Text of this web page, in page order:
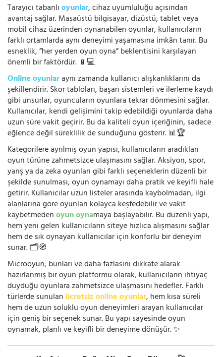
Tarayıcı tabanlıoyunlar, cihaz uyumluluğu açısından
avantaj sağlar. Masaüstü bilgisayar, dizüstü, tablet veya
mobil cihaz üzerinden oynanabilen oyunlar, kullanıcıların
farklı ortamlarda aynı deneyimi yaşamasına imkân tanır. Bu
esneklik, “her yerden oyun oyna” beklentisini karşılayan
önemli bir faktördür. 📱💻
Online oyunlaraynı zamanda kullanıcı alışkanlıklarını da
şekillendirir. Skor tabloları, başarı sistemleri ve ilerleme kaydı
gibi unsurlar, oyuncuların oyunlara tekrar dönmesini sağlar.
Kullanıcılar, kendi gelişimini takip edebildiği oyunlarda daha
uzun süre vakit geçirir. Bu da kaliteli oyun içeriğinin, sadece
eğlence değil süreklilik de sunduğunu gösterir. 📊🏆
Kategorilere ayrılmış oyun yapısı, kullanıcıların aradıkları
oyun türüne zahmetsizce ulaşmasını sağlar. Aksiyon, spor,
yarış ya da zeka oyunları gibi farklı seçeneklerin düzenli bir
şekilde sunulması, oyun oynamayı daha pratik ve keyifli hale
getirir. Kullanıcılar uzun listeler arasında kaybolmadan, ilgi
alanlarına göre oyunları kolayca keşfedebilir ve vakit
kaybetmedenoyun oynamaya başlayabilir. Bu düzenli yapı,
hem yeni gelen kullanıcıların siteye hızlıca alışmasını sağlar
hem de sık oynayan kullanıcılar için konforlu bir deneyim
sunar. 🗂️🧭
Microoyun, bunları ve daha fazlasını dikkate alarak
hazırlanmış bir oyun platformu olarak, kullanıcıların ihtiyaç
duyduğu oyunlara zahmetsizce ulaşmasını hedefler. Farklı
türlerde sunulan ücretsiz online oyunlar, hem kısa süreli
hem de uzun soluklu oyun deneyimleri arayan kullanıcılar
için geniş bir seçenek sunar. Bu yapı sayesinde oyun
oynamak, planlı ve keyifli bir deneyime dönüşür. ✨